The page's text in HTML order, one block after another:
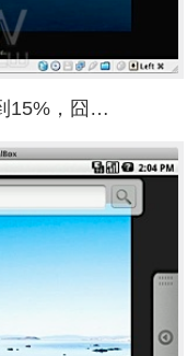
15%，囧…